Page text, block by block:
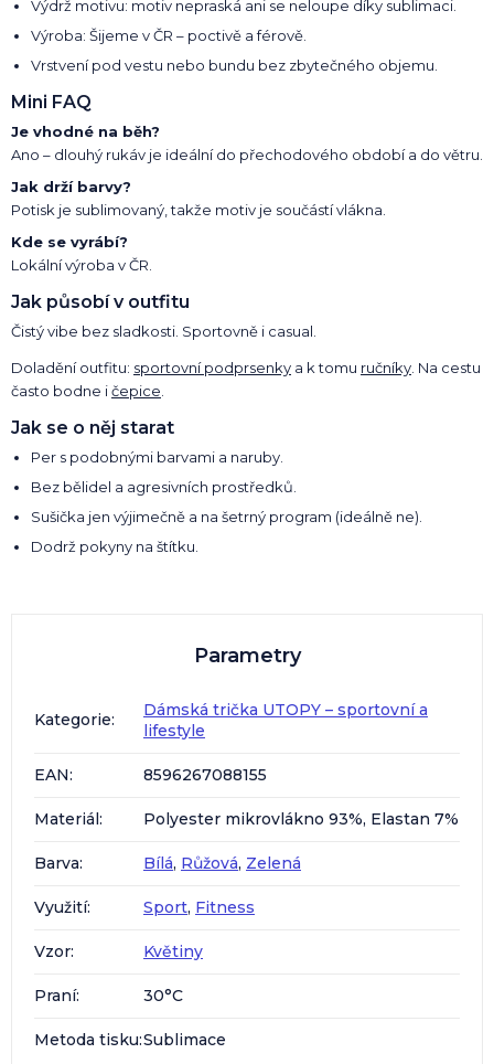
Výdrž motivu: motiv nepraská ani se neloupe díky sublimaci.
Výroba: Šijeme v ČR – poctivě a férově.
Vrstvení pod vestu nebo bundu bez zbytečného objemu.
Mini FAQ
Je vhodné na běh?
Ano – dlouhý rukáv je ideální do přechodového období a do větru.
Jak drží barvy?
Potisk je sublimovaný, takže motiv je součástí vlákna.
Kde se vyrábí?
Lokální výroba v ČR.
Jak působí v outfitu
Čistý vibe bez sladkosti. Sportovně i casual.
Doladění outfitu: sportovní podprsenky a k tomu ručníky . Na cestu
často bodne ičepice
Jak se o něj starat
Per s podobnými barvami a naruby.
Bez bělidel a agresivních prostředků.
Sušička jen výjimečně a na šetrný program (ideálně ne).
Dodrž pokyny na štítku.
Parametry
Kategorie:
Dámská trička UTOPY – sportovní a
lifestyle
EAN: 8596267088155
Materiál: Polyester mikrovlákno 93%, Elastan 7%
Barva: Bílá, Růžová, Zelená
Využití: Sport, Fitness
Vzor: Květiny
Praní: 30°C
Metoda tisku:Sublimace